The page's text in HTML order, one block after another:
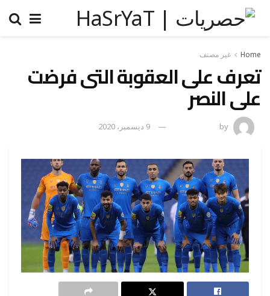
Home غير مصنف
تعرف على العقوبة التى فرضت
على النصر
by 9 ديسمبر، 2020